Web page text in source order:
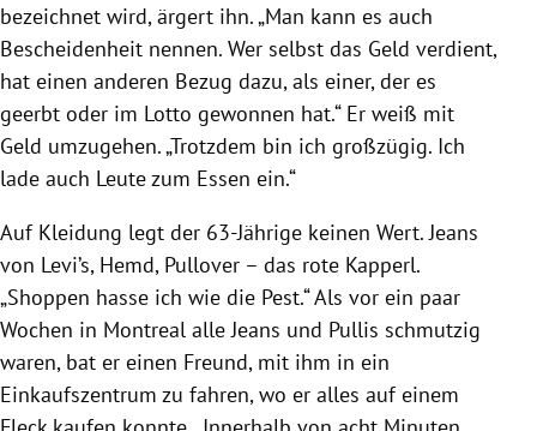
bezeichnet wird, ärgert ihn. „Man kann es auch
Bescheidenheit nennen. Wer selbst das Geld verdient,
hat einen anderen Bezug dazu, als einer, der es
geerbt oder im Lotto gewonnen hat.“ Er weiß mit
Geld umzugehen. „Trotzdem bin ich großzügig. Ich
lade auch Leute zum Essen ein.“
Auf Kleidung legt der 63-Jährige keinen Wert. Jeans
von Levi’s, Hemd, Pullover – das rote Kapperl.
„Shoppen hasse ich wie die Pest.“ Als vor ein paar
Wochen in Montreal alle Jeans und Pullis schmutzig
waren, bat er einen Freund, mit ihm in ein
Einkaufszentrum zu fahren, wo er alles auf einem